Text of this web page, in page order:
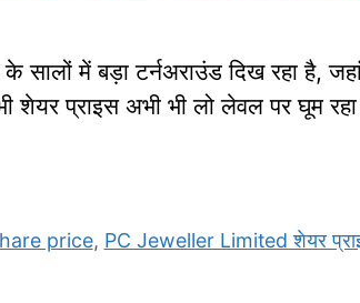
में बड़ा टर्नअराउंड दिख रहा है,
प्राइस अभी भी लो लेवल पर घूम
price, PC Jeweller Limited शेयर